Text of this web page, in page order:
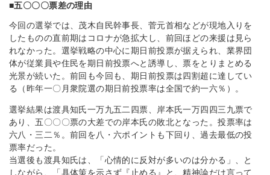
■五〇〇〇票差の理由
今回の選挙では、茂木自民幹事長、菅元首相などが現地入りを
したものの直前期はコロナが急拡大し、前回ほどの来援は見ら
れなかった。選挙戦略の中心に期日前投票が据えられ、業界団
体が従業員や住民を期日前投票へと誘導し、票をとりまとめる
光景が続いた。前回も今回も、期日前投票は四割超に達してい
る（昨年一〇月衆院選の期日前投票率は全国で約一六％）。
選挙結果は渡具知氏一万九五二四票、岸本氏一万四四三九票で
あり、五〇〇〇票の大差での岸本氏の敗北となった。投票率は
六八・三二％。前回を八・六ポイントも下回り、過去最低の投
票率だった。
当選後も渡具知氏は、「心情的に反対が多いのは分かる」、と
しながら、「具体策を示さず『止める』と、精神論だけ言って